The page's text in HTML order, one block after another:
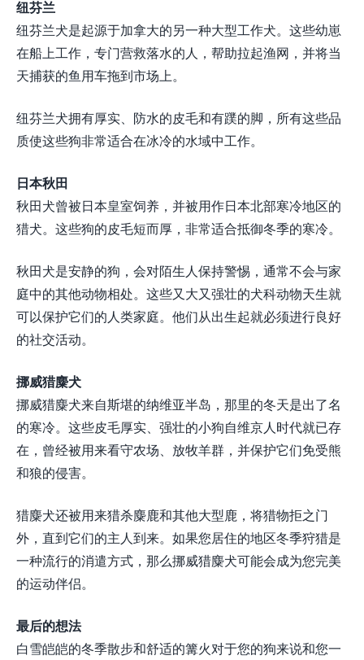
纽芬兰
纽芬兰犬是起源于加拿大的另一种大型工作犬。这些幼崽
在船上工作，专门营救落水的人，帮助拉起渔网，并将当
天捕获的鱼用车拖到市场上。
纽芬兰犬拥有厚实、防水的皮毛和有蹼的脚，所有这些品
质使这些狗非常适合在冰冷的水域中工作。
日本秋田
秋田犬曾被日本皇室饲养，并被用作日本北部寒冷地区的
猎犬。这些狗的皮毛短而厚，非常适合抵御冬季的寒冷。
秋田犬是安静的狗，会对陌生人保持警惕，通常不会与家
庭中的其他动物相处。这些又大又强壮的犬科动物天生就
可以保护它们的人类家庭。他们从出生起就必须进行良好
的社交活动。
挪威猎麋犬
挪威猎麋犬来自斯堪的纳维亚半岛，那里的冬天是出了名
的寒冷。这些皮毛厚实、强壮的小狗自维京人时代就已存
在，曾经被用来看守农场、放牧羊群，并保护它们免受熊
和狼的侵害。
猎麋犬还被用来猎杀麋鹿和其他大型鹿，将猎物拒之门
外，直到它们的主人到来。如果您居住的地区冬季狩猎是
一种流行的消遣方式，那么挪威猎麋犬可能会成为您完美
的运动伴侣。
最后的想法
白雪皑皑的冬季散步和舒适的篝火对于您的狗来说和您一